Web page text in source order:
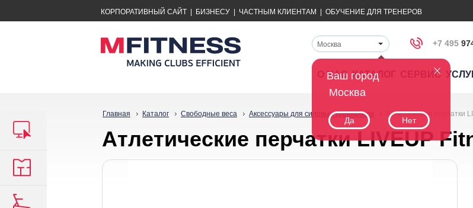
КОРПОРАТИВНЫЙ САЙТ БИЗНЕСУ ЧАСТНЫМ КЛИЕНТАМ ОБУЧЕНИЕ ДЛЯ ТРЕНЕРОВ
Ваш город
Москва
Да Нет
Москва +7 495
О НАС КАТАЛОГ СЕРВИС
Главная Каталог Свободные веса Аксессуары для силовых тренировок Атлетические перчатки
Атлетические перчатки LIVEUP